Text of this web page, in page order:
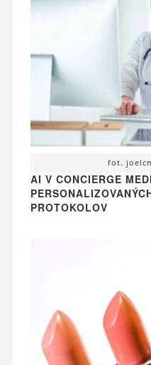
fot.
AI V CONCIERGE
PROTOKOLOV